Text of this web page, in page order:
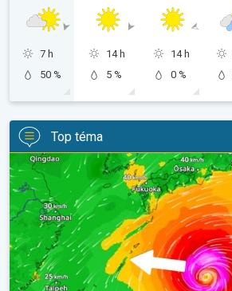
7 h
50 %
14 h
5 %
14 h
0 %
Top téma
Japonsko se připravuje na tajfun